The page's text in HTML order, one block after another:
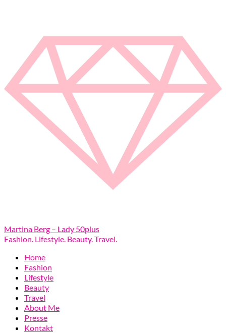
Martina Berg – Lady 50plus
Fashion. Lifestyle. Beauty. Travel.
Home
Fashion
Lifestyle
Beauty
Travel
About Me
Presse
Kontakt